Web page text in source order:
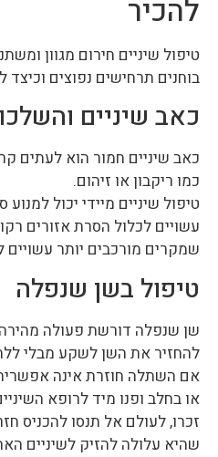
להכיר
טיפול שיניים חירום מגוון
בוחנים תרחישים נפוצים
כאב שיניים
כאב שיניים חמור הוא לעתים
כמו ריקבון או זיהום.
טיפול שיניים מיידי יכול
עשויים לכלול הסרת אזורים
שמקרים מורכבים יותר עשויים
טיפול בשן שנפלה
שן שנפלה דורשת פעולה
להחזיר את השן לשקע מבלי
אם השתלה חוזרת אינה
או בחלב ופנו מיד לרופא
זכרו, לעולם אל תנסו להכניס
שהיא עלולה להזיק לשיניים